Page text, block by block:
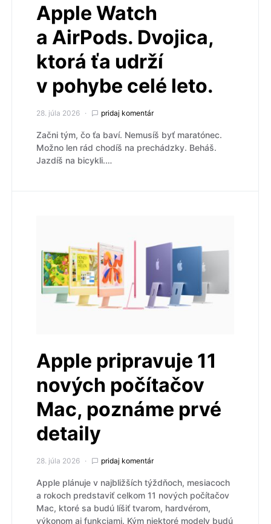
Apple Watch
a AirPods. Dvojica,
ktorá ťa udrží
v pohybe celé leto.
28. júla 2026 pridaj komentár
Začni tým, čo ťa baví. Nemusíš byť maratónec.
Možno len rád chodíš na prechádzky. Beháš.
Jazdíš na bicykli.…
Apple pripravuje 11
nových počítačov
Mac, poznáme prvé
detaily
28. júla 2026 pridaj komentár
Apple plánuje v najbližších týždňoch, mesiacoch
a rokoch predstaviť celkom 11 nových počítačov
Mac, ktoré sa budú líšiť tvarom, hardvérom,
výkonom aj funkciami. Kým niektoré modely budú